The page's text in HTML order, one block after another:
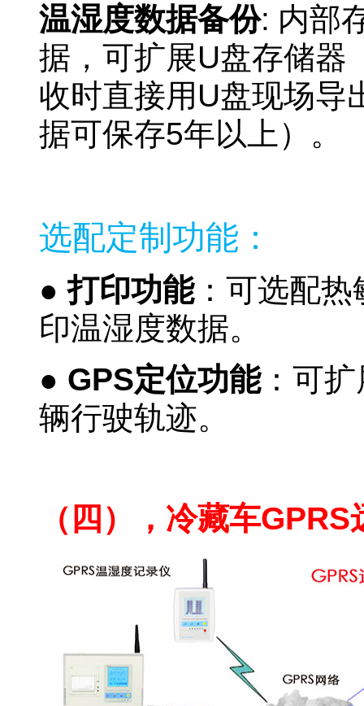
温湿度数据备份: 内部
据 ，可扩展U盘存储器
收时直接用U盘现场导
据可保存5年以上 ）。
选配定制功能：
●打印功能：可选配热
印温湿度数据。
● GPS定位功能：可
辆行驶轨迹。
（四），冷藏车